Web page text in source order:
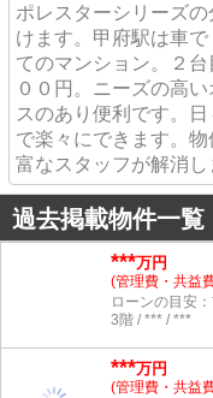
ポレスターシリーズ
けます。甲府駅は車
てのマンション。２
００円。ニーズの高
スのあり便利です。
で楽々にできます。
富なスタッフが解消し
過去掲載物件一覧
***万円
(管理費・共益
ローンの目安
3階 / *** / ***
***万円
(管理費・共益